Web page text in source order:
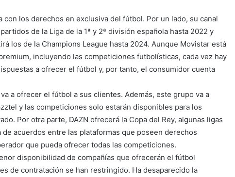
con los derechos en exclusiva del fútbol. Por un lado, su canal
de la Liga de la 1ª y 2ª división española hasta 2022 y
los de la Champions League hasta 2024. Aunque Movistar está
incluyendo las competiciones futbolísticas, cada vez hay
a ofrecer el fútbol y, por tanto, el consumidor cuenta
a ofrecer el fútbol a sus clientes. Además, este grupo va a
y las competiciones solo estarán disponibles para los
Por otra parte, DAZN ofrecerá la Copa del Rey, algunas ligas
acuerdos entre las plataformas que poseen derechos
que pueda ofrecer todas las competiciones.
disponibilidad de compañías que ofrecerán el fútbol
de contratación se han restringido. Ha desaparecido la